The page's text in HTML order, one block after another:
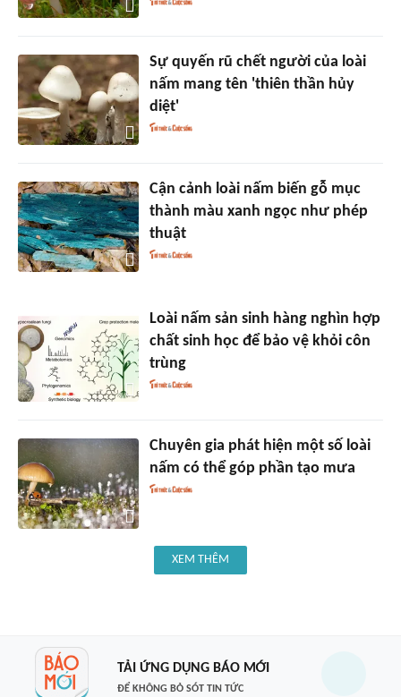
Sự quyến rũ chết người của loài
nấm mang tên 'thiên thần hủy
diệt'
Cận cảnh loài nấm biến gỗ mục
thành màu xanh ngọc như phép
thuật
Loài nấm sản sinh hàng nghìn hợp
chất sinh học để bảo vệ khỏi côn
trùng
Chuyên gia phát hiện một số loài
nấm có thể góp phần tạo mưa
XEM THÊM
TẢI ỨNG DỤNG BÁO MỚI
ĐỂ KHÔNG BỎ SÓT TIN TỨC